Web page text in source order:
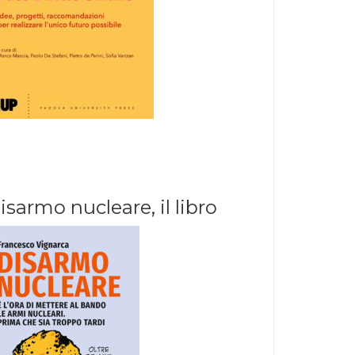
nucleare, il libro